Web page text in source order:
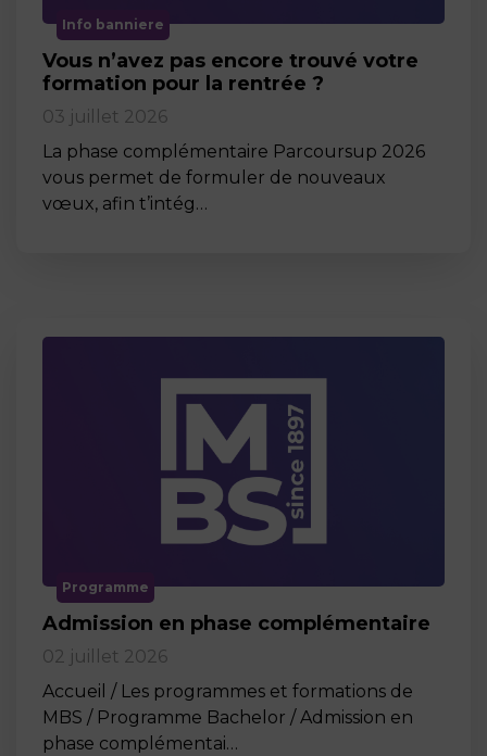
Info banniere
Vous n’avez pas encore trouvé votre
formation pour la rentrée ?
03 juillet 2026
La phase complémentaire Parcoursup 2026
vous permet de formuler de nouveaux
vœux, afin t’intég…
Programme
Admission en phase complémentaire
02 juillet 2026
Accueil / Les programmes et formations de
MBS / Programme Bachelor / Admission en
phase complémentai…